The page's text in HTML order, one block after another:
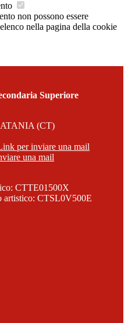
non possono essere
nella pagina della cookie
Superiore
(CT)
per inviare una mail
una mail
CTTE01500X
artistico: CTSL0V500E